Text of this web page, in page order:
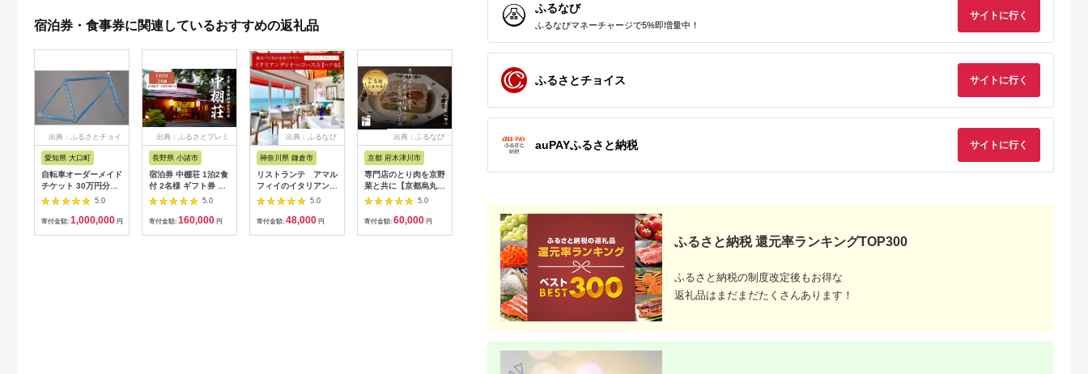
宿泊券・食事券に関連しているおすすめの返礼品
出典：ふるさとチョイ
愛知県 大口町
自転車オーダーメイド
チケット 30万円分
【1360365】
5.0
寄付金額: 1,000,000 円
出典：ふるさとプレミ
長野県 小諸市
宿泊券 中棚荘 1泊2食
付 2名様 ギフト券 チ
ケット 券 宿泊 旅行
5.0
寄付金額: 160,000 円
出典：ふるなび
神奈川県 鎌倉市
リストランテ アマル
フィイのイタリアンデ
ィナーコースA ペア
5.0
寄付金額: 48,000 円
出典：ふるなび
京都 府木津川市
専門店のとり肉を京野
菜と共に【京都烏丸御
池】で味わう2名様焼
鳥コースお食事券
064-15
5.0
寄付金額: 60,000 円
出典：ふるなび
界 雲仙 ふるさと納
寄付金額:50,000
【BlueTarp】ランチ
14,000円
【先行受付】ゴルフク
ソン クリーブランド
フェアウェイウッド
ハイブリッド ウエッ
ジ 最新モデル
北軽井沢・八ッ場ダム
アム
全日 さんねむ温泉 ペ
瀬戸内 温泉 たまの湯
ふるなび
ふるなびマネーチャージで5%即増量中！
サイトに行く
ふるさとチョイス サイトに行く
auPAYふるさと納税 サイトに行く
ふるさと納税 還元率ランキングTOP300
ふるさと納税の制度改定後もお得な
返礼品はまだまだたくさんあります！